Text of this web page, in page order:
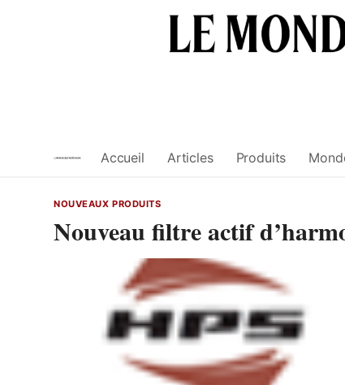
Accueil Articles Produits
NOUVEAUX PRODUITS
Nouveau filtre actif